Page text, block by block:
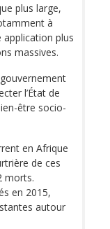
plus large,
à
plus
massives.
l’État de
être socio-
en Afrique
de ces
morts.
en 2015,
autour